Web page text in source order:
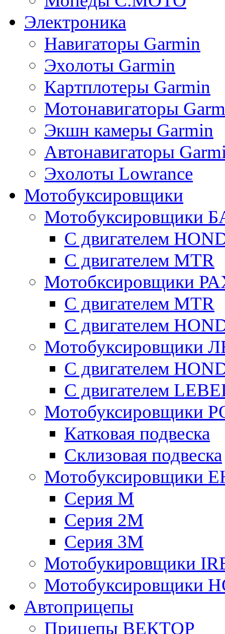
Электроника
Навигаторы Garmin
Эхолоты Garmin
Картплотеры Garmin
Мотонавигаторы
Экшн камеры Garmin
Автонавигаторы
Эхолоты Lowrance
Мотобуксировщики
Мотобуксировщики
С двигателем
С двигателем MTR
Мотобксировщики
С двигателем МTR
С двигателем
С двигателем
С двигателем
Мотобуксировщики
Катковая подвеска
Склизовая подвеска
Мотобуксировщики
Серия М
Серия 2М
Серия 3М
Мотобукировщики
Мотобуксировщики
Автоприцепы
Прицепы ВЕКТОР